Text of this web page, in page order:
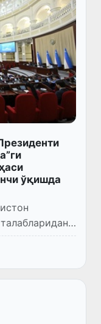
ўқишда
бўлиб,
давлат